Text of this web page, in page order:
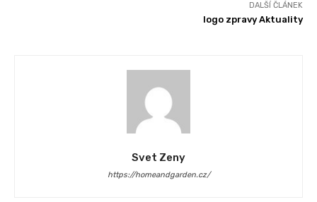
DALŠÍ ČLÁNEK
logo zpravy Aktuality
Svet Zeny
https://homeandgarden.cz/